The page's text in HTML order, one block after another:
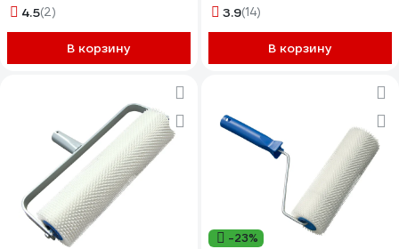
HARDY 15 см 0610-800015
4.5(2)
В корзину
3.9(14)
В корзину
-23%